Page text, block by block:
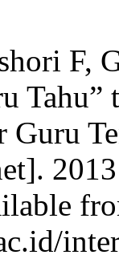
F,
Tahu”
Guru